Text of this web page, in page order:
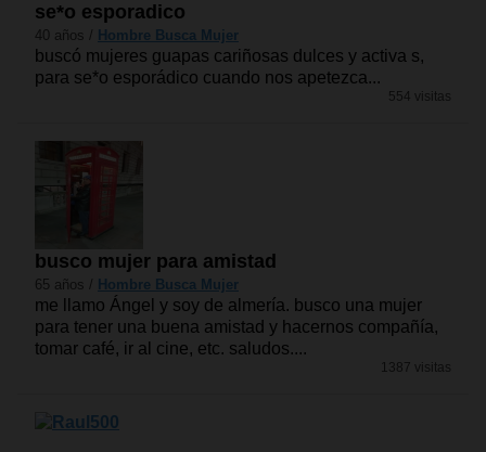
se*o esporadico
40 años / Hombre Busca Mujer
buscó mujeres guapas cariñosas dulces y activa s,
para se*o esporádico cuando nos apetezca...
554 visitas
busco mujer para amistad
65 años / Hombre Busca Mujer
me llamo Ángel y soy de almería. busco una mujer
para tener una buena amistad y hacernos compañía,
tomar café, ir al cine, etc. saludos....
1387 visitas